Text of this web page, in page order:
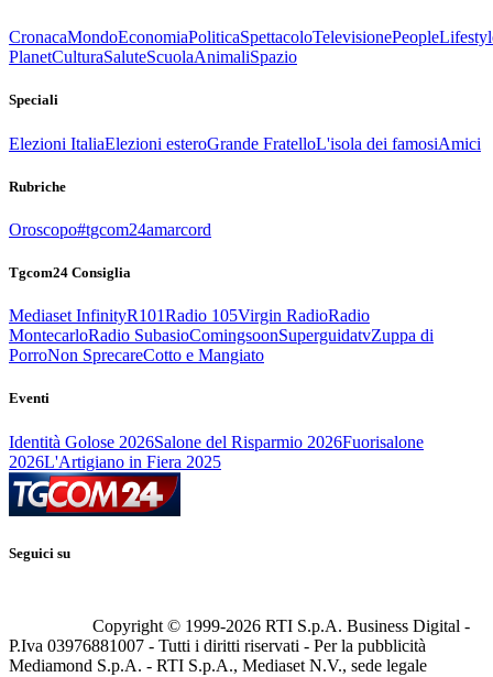
CronacaMondoEconomiaPoliticaSpettacoloTelevisionePeople
PlanetCulturaSaluteScuolaAnimaliSpazio
Speciali
Elezioni ItaliaElezioni esteroGrande FratelloL'isola dei famosiAmici
Rubriche
Oroscopo#tgcom24amarcord
Tgcom24 Consiglia
Mediaset InfinityR101Radio 105Virgin RadioRadio
MontecarloRadio SubasioComingsoonSuperguidatvZuppa di
PorroNon SprecareCotto e Mangiato
Eventi
Identità Golose 2026Salone del Risparmio 2026Fuorisalone
2026L'Artigiano in Fiera 2025
Seguici su
Copyright © 1999-2026 RTI S.p.A. Business Digital -
P.Iva 03976881007 - Tutti i diritti riservati - Per la pubblicità
Mediamond S.p.A. - RTI S.p.A., Mediaset N.V., sede legale